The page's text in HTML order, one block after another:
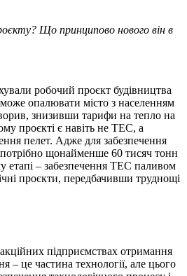
Що принципово нового він в
робочий проєкт будівництва
опалювати місто з населенням
знизивши тарифи на тепло на
проєкті є навіть не ТЕС, а
пелет. Адже для забезпечення
потрібно щонайменше 60 тисяч тонн
етапі – забезпечення ТЕС паливом
проєкти, передбачивши труднощі
підприємствах отримання
– це частина технології, але цього